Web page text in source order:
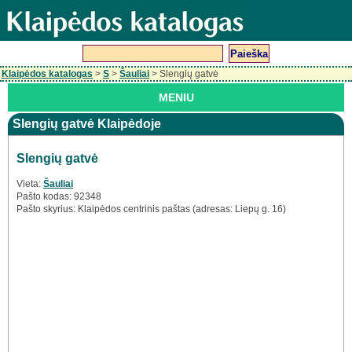
Klaipėdos katalogas > S > Šauliai > Slengių gatvė
MENIU
Slengių gatvė Klaipėdoje
Slengių gatvė
Vieta: Šauliai
Pašto kodas: 92348
Pašto skyrius: Klaipėdos centrinis paštas (adresas: Liepų g. 16)